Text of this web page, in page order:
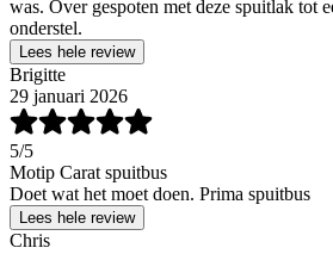
was. Over gespoten met deze spuitlak tot
onderstel.
Lees hele review
Brigitte
29 januari 2026
5/5
Motip Carat spuitbus
Doet wat het moet doen. Prima spuitbus
Lees hele review
Chris